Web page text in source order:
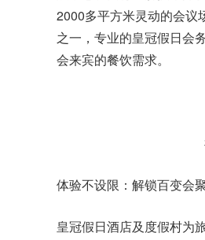
2000多平方米灵动的会议
之一，专业的皇冠假日会
会来宾的餐饮需求。
体验不设限：解锁百变会
皇冠假日酒店及度假村为